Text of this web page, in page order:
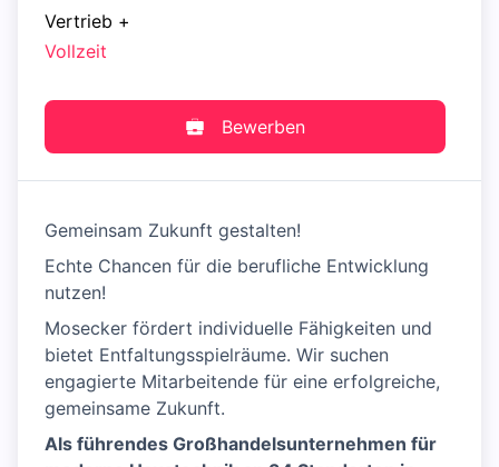
Vertrieb +
Vollzeit
Bewerben
Gemeinsam Zukunft gestalten!
Echte Chancen für die berufliche Entwicklung
nutzen!
Mosecker fördert individuelle Fähigkeiten und
bietet Entfaltungsspielräume. Wir suchen
engagierte Mitarbeitende für eine erfolgreiche,
gemeinsame Zukunft.
Als führendes Großhandelsunternehmen für